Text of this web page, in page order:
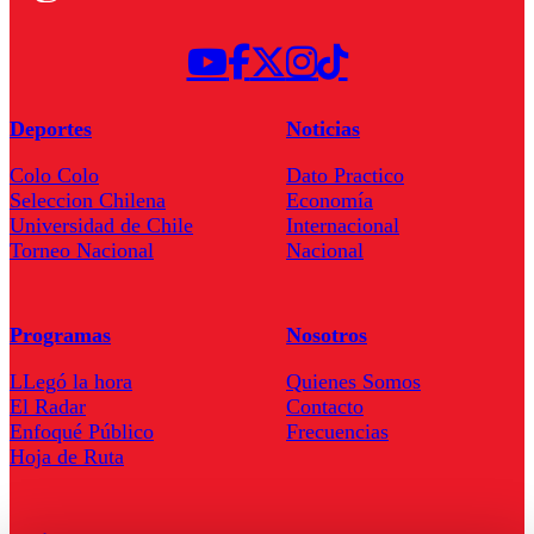
Deportes
Colo Colo
Seleccion Chilena
Universidad de Chile
Torneo Nacional
Noticias
Dato Practico
Economía
Internacional
Nacional
Programas
LLegó la hora
El Radar
Enfoqué Público
Hoja de Ruta
Nosotros
Quienes Somos
Contacto
Frecuencias